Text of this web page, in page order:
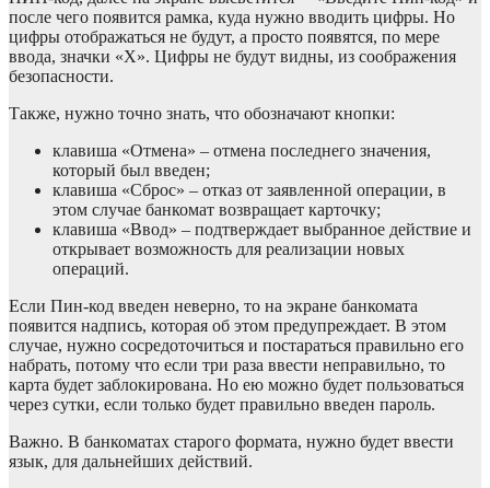
после чего появится рамка, куда нужно вводить цифры. Но
цифры отображаться не будут, а просто появятся, по мере
ввода, значки «Х». Цифры не будут видны, из соображения
безопасности.
Также, нужно точно знать, что обозначают кнопки:
клавиша «Отмена» – отмена последнего значения,
который был введен;
клавиша «Сброс» – отказ от заявленной операции, в
этом случае банкомат возвращает карточку;
клавиша «Ввод» – подтверждает выбранное действие и
открывает возможность для реализации новых
операций.
Если Пин-код введен неверно, то на экране банкомата
появится надпись, которая об этом предупреждает. В этом
случае, нужно сосредоточиться и постараться правильно его
набрать, потому что если три раза ввести неправильно, то
карта будет заблокирована. Но ею можно будет пользоваться
через сутки, если только будет правильно введен пароль.
Важно. В банкоматах старого формата, нужно будет ввести
язык, для дальнейших действий.